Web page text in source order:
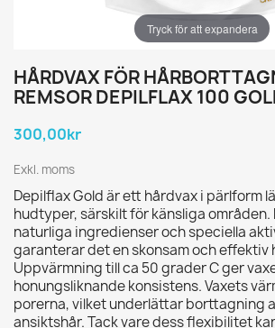
Tryck för att expandera
HÅRDVAX FÖR
REMSOR DEPILFLAX 100
300,00kr
Exkl. moms
Depilflax Gold är ett hårdvax i pärlform
hudtyper, särskilt för känsliga områden.
naturliga ingredienser och speciella
garanterar det en skonsam och
Uppvärmning till ca 50 grader C ger
honungsliknande konsistens. Vaxets
porerna, vilket underlättar borttagning
ansiktshår. Tack vare dess flexibilitet